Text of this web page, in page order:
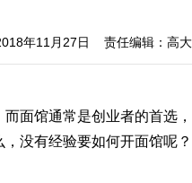
年11月27日 责任编辑：高
面馆通常是创业者的首选
没有经验要如何开面馆呢？